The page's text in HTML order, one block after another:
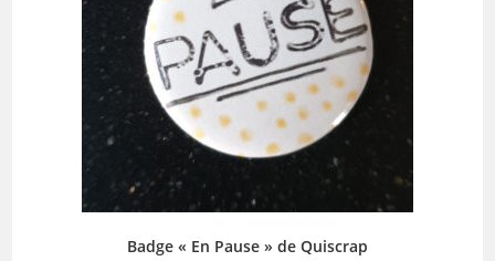
Badge « En Pause » de Quiscrap